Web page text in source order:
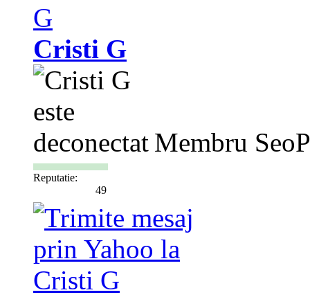
Cristi G
Membru
Reputatie:
49